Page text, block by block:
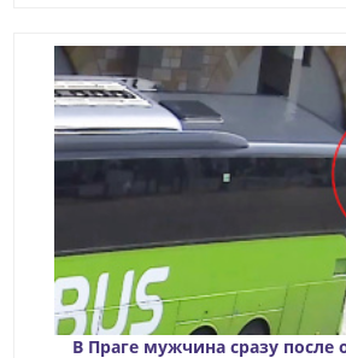
В Праге мужчина сразу после